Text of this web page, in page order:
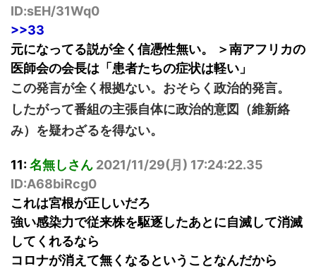
ID:sEH/31Wq0
>>33
元になってる説が全く信憑性無い。 ＞南アフリカの
医師会の会長は「患者たちの症状は軽い」
この発言が全く根拠ない。おそらく政治的発言。
したがって番組の主張自体に政治的意図（維新絡
み）を疑わざるを得ない。
11:名無しさん 2021/11/29(月) 17:24:22.35
ID:A68biRcg0
これは宮根が正しいだろ
強い感染力で従来株を駆逐したあとに自滅して消滅
してくれるなら
コロナが消えて無くなるということなんだから